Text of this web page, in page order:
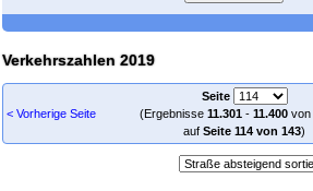
Verkehrszahlen 2019
< Vorherige Seite
Seite
(Ergebnisse 11.301- 11.400von
auf Seite 114 von 143)